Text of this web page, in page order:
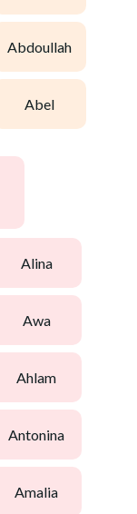
abdoullah
abel
alina
awa
ahlam
antonina
amalia